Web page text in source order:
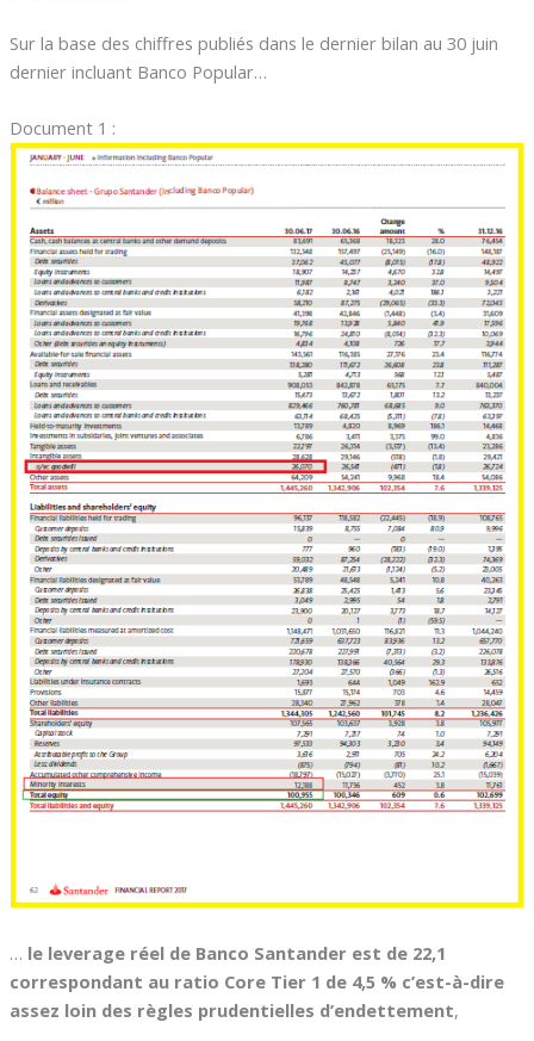
Sur la base des chiffres publiés dans le dernier bilan au 30 juin
dernier incluant Banco Popular…
Document 1 :
… le leverage réel de Banco Santander est de 22,1
correspondant au ratio Core Tier 1 de 4,5 % c’est-à-dire
assez loin des règles prudentielles d’endettement,